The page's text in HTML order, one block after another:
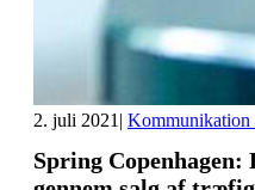
2. juli 2021 | Kommunikation
Spring